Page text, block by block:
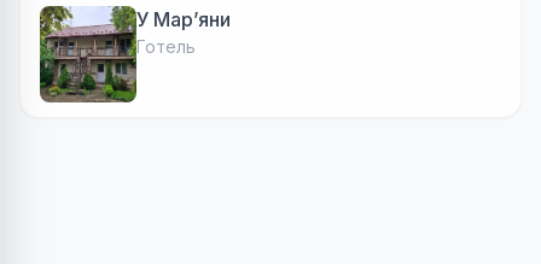
У Марʼяни
Готель